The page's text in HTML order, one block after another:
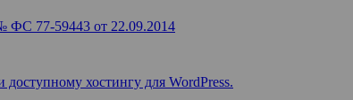
ФС 77-59443 от 22.09.2014
хостингу для WordPress.